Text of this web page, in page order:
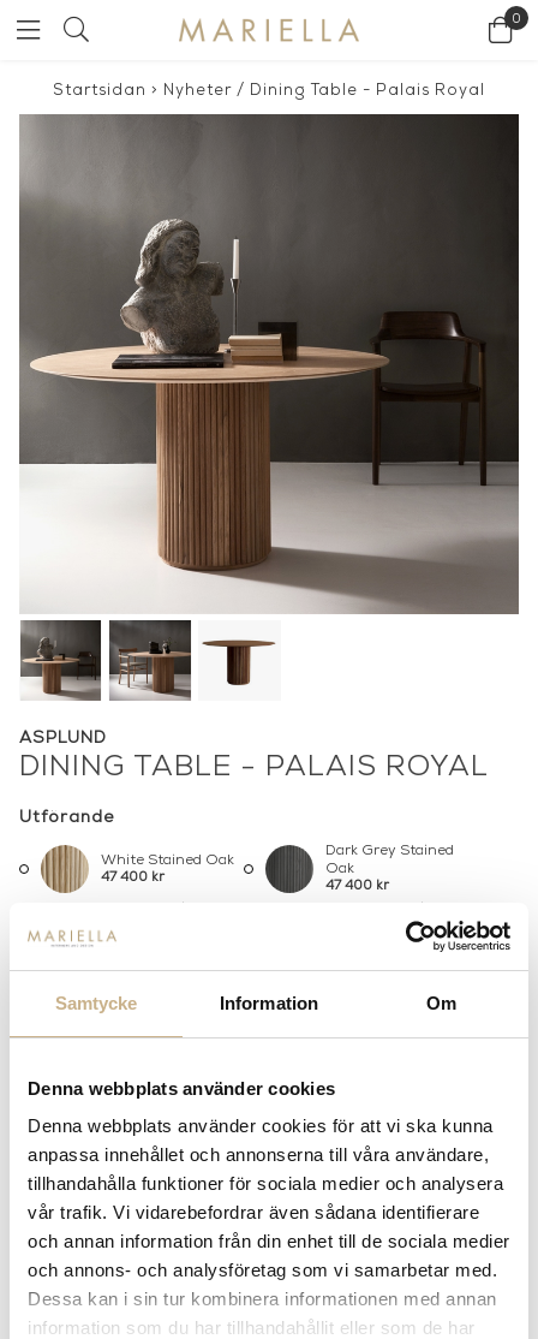
Samtycke Information Om
Denna webbplats använder cookies
Denna webbplats använder cookies för att vi ska kunna
anpassa innehållet och annonserna till våra användare,
tillhandahålla funktioner för sociala medier och analysera
vår trafik. Vi vidarebefordrar även sådana identifierare
och annan information från din enhet till de sociala medier
och annons- och analysföretag som vi samarbetar med.
Dessa kan i sin tur kombinera informationen med annan
information som du har tillhandahållit eller som de har
0
Startsidan > Nyheter / Dining Table - Palais Royal
ASPLUND
DINING TABLE - PALAIS ROYAL
Utförande
White Stained Oak
47 400 kr
Dark Grey Stained
Oak
47 400 kr
47 400 kr
Djup
130cm 150cm
+
- LÄGG I VARUKORG
Lagerstatus: Beställningsvara
14 dagars returrätt på lagervaror. Läs mer
Leverans inom 3-5 arbetsdagar på lagervaror
Få10% välkomstrabattnär du registrerar dig för vårt
nyhetsbrev
Fri frakt på mindra varor vid köp över 1000:-